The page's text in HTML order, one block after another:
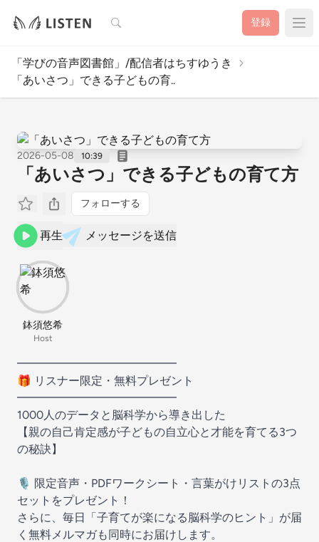
検索 登録
「学びの音声図書館」/配信者はちすゆうき
「あいさつ」できる子どもの育..
2026-05-08 10:39
「あいさつ」できる子どもの育て方
フォローする
再生 メッセージを送信
鉢須悠希
Host
━━━━━━━━━━━━━━
🎁 リスナー限定・無料プレゼント
━━━━━━━━━━━━━━
1000人のデータと脳科学から導き出した
【親の自己肯定感が子どもの自立心と才能を育てる3つ
の秘訣】
🎙 限定音声・PDFワークシート・言葉がけリストの3点
セットをプレゼント！
さらに、毎日「子育てが楽になる脳科学のヒント」が届
く無料メルマガも同時にお届けします。